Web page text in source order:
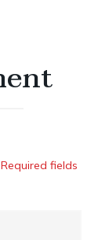
fields